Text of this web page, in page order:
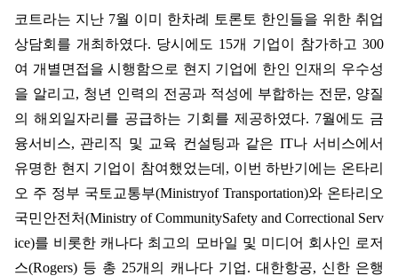
코트라는 지난 7월 이미 한차례 토론토 한인들을 위한 취업
상담회를 개최하였다. 당시에도 15개 기업이 참가하고 300
여 개별면접을 시행함으로 현지 기업에 한인 인재의 우수성
을 알리고, 청년 인력의 전공과 적성에 부합하는 전문, 양질
의 해외일자리를 공급하는 기회를 제공하였다. 7월에도 금
융서비스, 관리직 및 교육 컨설팅과 같은 IT나 서비스에서
유명한 현지 기업이 참여했었는데 , 이번 하반기에는 온타리
오 주 정부 국토교통부(Ministryof Transportation)와 온타리오
국민안전처(Ministry of CommunitySafety and Correctional Serv
ice)를 비롯한 캐나다 최고의 모바일 및 미디어 회사인 로저
스(Rogers) 등 총 25개의 캐나다 기업. 대한항공, 신한 은행